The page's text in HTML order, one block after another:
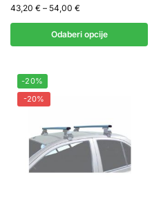
43,20 € – 54,00 €
Odaberi opcije
-20%
-20%